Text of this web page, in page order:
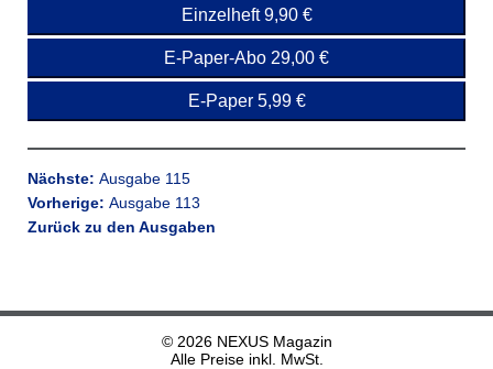
Einzelheft 9,90 €
E-Paper-Abo 29,00 €
E-Paper 5,99 €
Nächste: Ausgabe 115
Vorherige: Ausgabe 113
Zurück zu den Ausgaben
© 2026 NEXUS Magazin
Alle Preise inkl. MwSt.